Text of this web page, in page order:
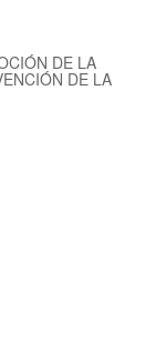
DE LA
DE LA